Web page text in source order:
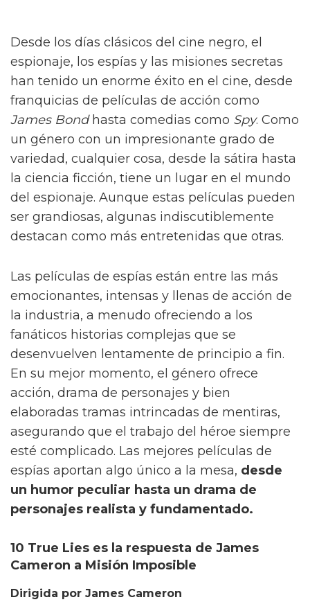
Desde los días clásicos del cine negro, el
espionaje, los espías y las misiones secretas
han tenido un enorme éxito en el cine, desde
franquicias de películas de acción como
James Bondhasta comedias como Spy. Como
un género con un impresionante grado de
variedad, cualquier cosa, desde la sátira hasta
la ciencia ficción, tiene un lugar en el mundo
del espionaje. Aunque estas películas pueden
ser grandiosas, algunas indiscutiblemente
destacan como más entretenidas que otras.
Las películas de espías están entre las más
emocionantes, intensas y llenas de acción de
la industria, a menudo ofreciendo a los
fanáticos historias complejas que se
desenvuelven lentamente de principio a fin.
En su mejor momento, el género ofrece
acción, drama de personajes y bien
elaboradas tramas intrincadas de mentiras,
asegurando que el trabajo del héroe siempre
esté complicado. Las mejores películas de
espías aportan algo único a la mesa, desde
un humor peculiar hasta un drama de
personajes realista y fundamentado.
10 True Lies es la respuesta de James
Cameron a Misión Imposible
Dirigida por James Cameron